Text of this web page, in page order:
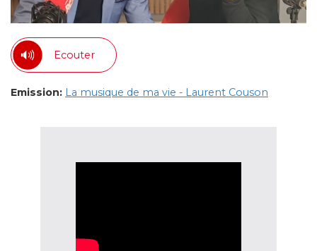
Ecouter
Emission: La musique de ma vie - Laurent Couson